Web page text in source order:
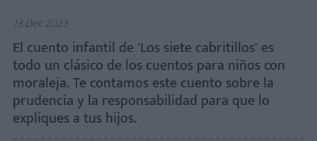
13 Dec 2023
El cuento infantil de 'Los siete cabritillos' es
todo un clásico de los cuentos para niños con
moraleja. Te contamos este cuento sobre la
prudencia y la responsabilidad para que lo
expliques a tus hijos.